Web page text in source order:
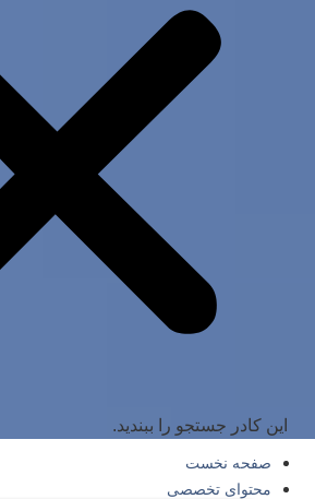
این کادر جستجو را ببندید.
صفحه‌ نخست
محتوای‌ تخصصی